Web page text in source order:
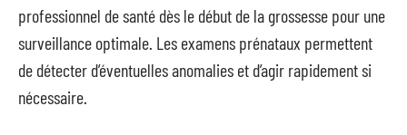
professionnel de santé dès le début de la grossesse pour une
surveillance optimale. Les examens prénataux permettent
de détecter d’éventuelles anomalies et d’agir rapidement si
nécessaire.